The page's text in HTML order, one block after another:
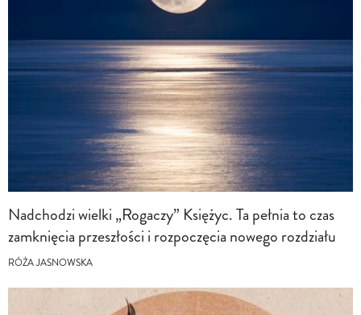
Nadchodzi wielki „Rogaczy” Księżyc. Ta pełnia to czas
zamknięcia przeszłości i rozpoczęcia nowego rozdziału
RÓŻA JASNOWSKA